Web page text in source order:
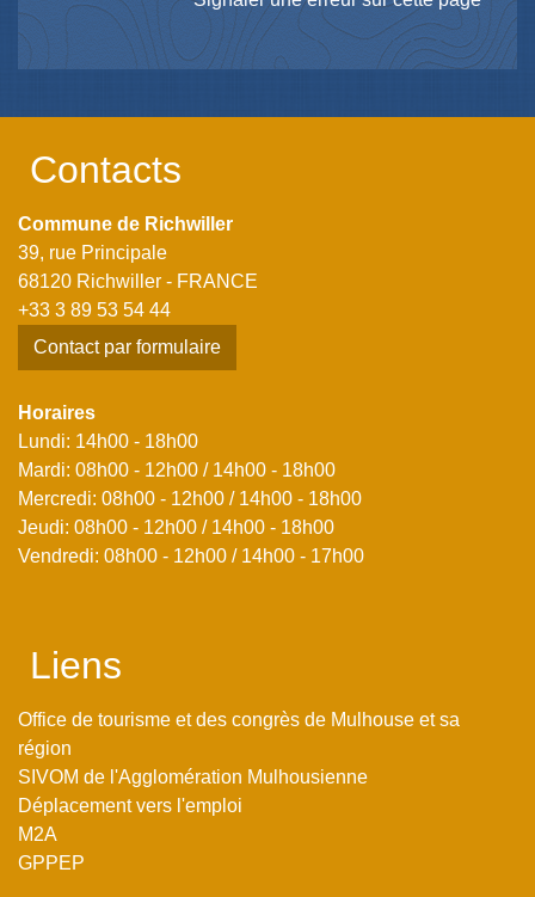
Contacts
Commune de Richwiller
39, rue Principale
68120 Richwiller - FRANCE
+33 3 89 53 54 44
Contact par formulaire
Horaires
Lundi: 14h00 - 18h00
Mardi: 08h00 - 12h00 / 14h00 - 18h00
Mercredi: 08h00 - 12h00 / 14h00 - 18h00
Jeudi: 08h00 - 12h00 / 14h00 - 18h00
Vendredi: 08h00 - 12h00 / 14h00 - 17h00
Liens
Office de tourisme et des congrès de Mulhouse et sa
région
SIVOM de l'Agglomération Mulhousienne
Déplacement vers l'emploi
M2A
GPPEP